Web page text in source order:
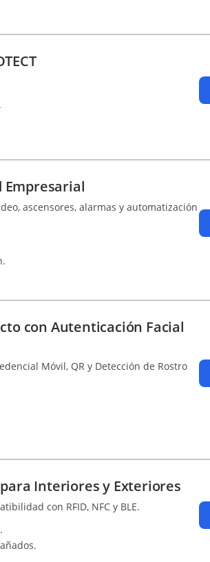
Empresarial
ascensores, alarmas y automatización
con Autenticación Facial
Móvil, QR y Detección de Rostro
Interiores y Exteriores
con RFID, NFC y BLE.